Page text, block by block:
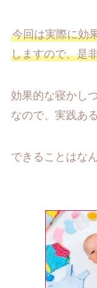
今回は実際に効
しますので、是
効果的な寝かし
なので、実践あ
できることはな